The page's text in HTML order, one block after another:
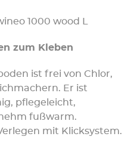
1000 wood L
zum Kleben
ist frei von Chlor,
Er ist
pflegeleicht,
fußwarm.
mit Klicksystem.